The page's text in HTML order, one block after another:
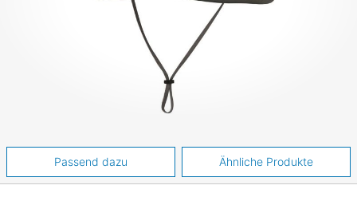
Passend dazu Ähnliche Produkte